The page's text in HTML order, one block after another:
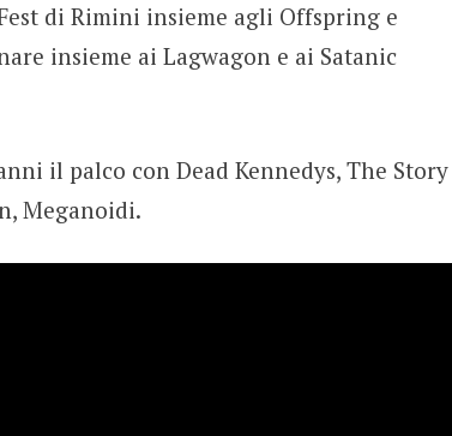
di Rimini insieme agli Offspring e
insieme ai Lagwagon e ai Satanic
il palco con Dead Kennedys, The Story
Meganoidi.